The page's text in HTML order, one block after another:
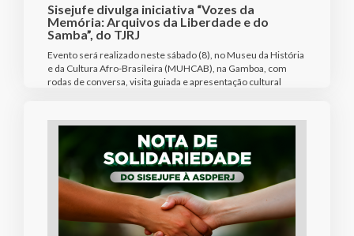
Sisejufe divulga iniciativa “Vozes da
Memória: Arquivos da Liberdade e do
Samba”, do TJRJ
Evento será realizado neste sábado (8), no Museu da História
e da Cultura Afro-Brasileira (MUHCAB), na Gamboa, com
rodas de conversa, visita guiada e apresentação cultural